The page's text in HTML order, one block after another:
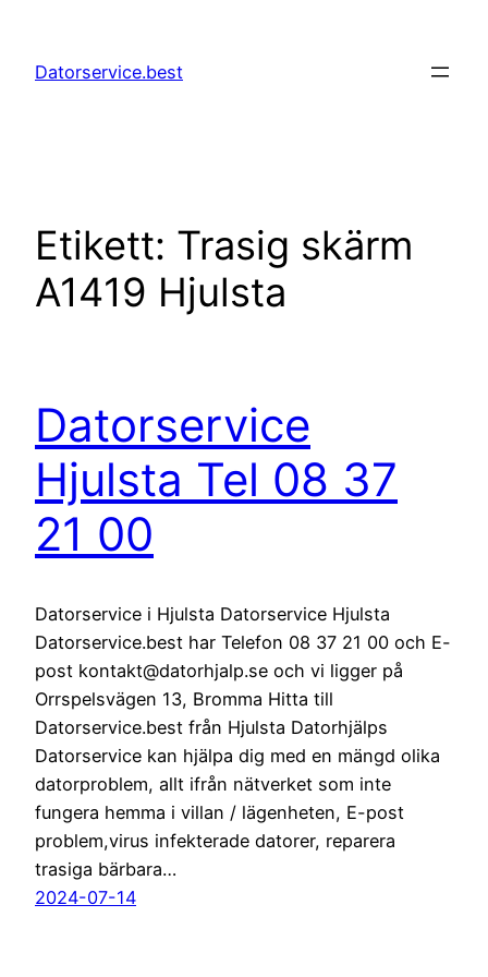
innehåll
Datorservice.best
Etikett: Trasig skärm
A1419 Hjulsta
Datorservice
Hjulsta Tel 08 37
21 00
Datorservice i Hjulsta Datorservice Hjulsta
Datorservice.best har Telefon 08 37 21 00 och E-
post kontakt@datorhjalp.se och vi ligger på
Orrspelsvägen 13, Bromma Hitta till
Datorservice.best från Hjulsta Datorhjälps
Datorservice kan hjälpa dig med en mängd olika
datorproblem, allt ifrån nätverket som inte
fungera hemma i villan / lägenheten, E-post
problem,virus infekterade datorer, reparera
trasiga bärbara…
2024-07-14